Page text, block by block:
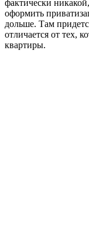
фактически
оформить
дольше. Там
отличается от тех,
квартиры.